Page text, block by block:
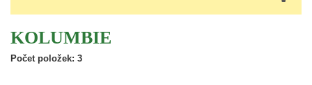
KOLUMBIE
Počet položek: 3